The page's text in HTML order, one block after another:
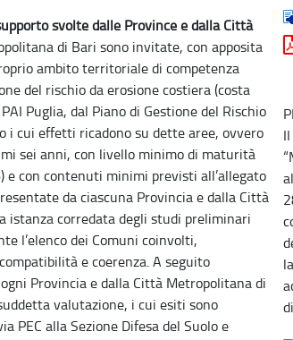
svolte dalle Province e dalla Città
di Bari sono invitate, con apposita
ambito territoriale di competenza
del rischio da erosione costiera (costa
Puglia, dal Piano di Gestione del Rischio
i cui effetti ricadono su dette aree, ovvero
sei anni, con livello minimo di maturità
e con contenuti minimi previsti all’allegato
da ciascuna Provincia e dalla Città
istanza corredata degli studi preliminari
l’elenco dei Comuni coinvolti,
e coerenza. A seguito
Provincia e dalla Città Metropolitana di
valutazione, i cui esiti sono
alla Sezione Difesa del Suolo e